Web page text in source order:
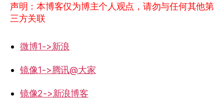
声明：本博客仅为博主个人观点，请勿与任何其他第
三方关联
微博1->新浪
镜像1->腾讯@大家
镜像2->新浪博客